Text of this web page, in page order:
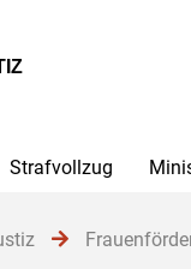
Strafvollzug